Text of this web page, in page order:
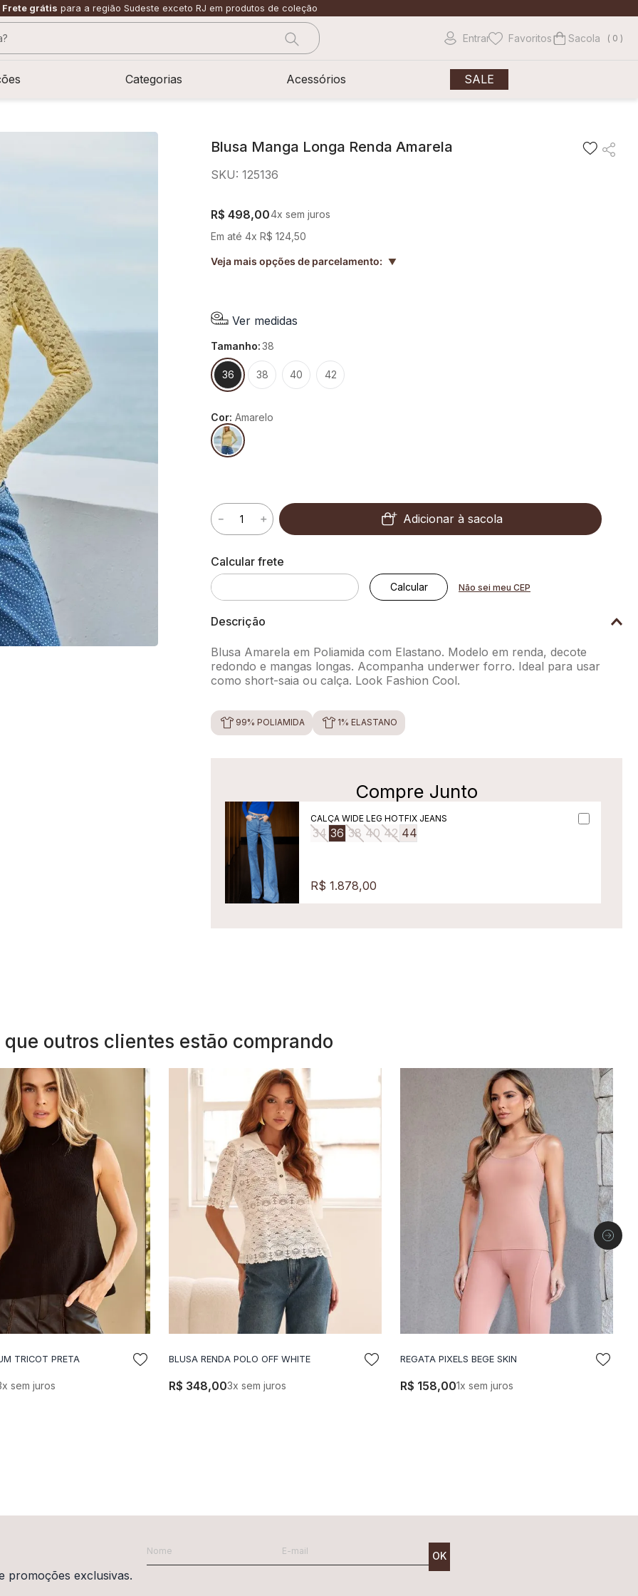
Frete grátis para a região Sudeste exceto RJ em produtos de coleção
Entrar Favoritos 0
Categorias Acessórios SALE
Blusa Manga Longa Renda Amarela
SKU: 125136
R$ 498,004x sem juros
Em até 4x R$ 124 50
Veja mais opções de parcelamento: ▲
Ver medidas
tamanho:38
36 38 40 42
Cor: Amarelo
＋
－ Adicionar à sacola
Não sei meu CEP
Descrição
Blusa Amarela em Poliamida com Elastano. Modelo em renda, decote
redondo e mangas longas. Acompanha underwer forro. Ideal para usar
como short-saia ou calça. Look Fashion Cool.
99% POLIAMIDA 1% ELASTANO
Compre Junto
CALÇA WIDE LEG HOTFIX JEANS
34 36 38 40 42 44
R$ 1.878,00
que outros clientes estão comprando
A SACOLA
TRICOT PRETA
x sem juros
ADICIONAR A SACOLA
BLUSA RENDA POLO OFF WHITE
R$ 348,003x sem juros
ADICIONAR A SACOLA
REGATA PIXELS BEGE SKIN
R$ 158,001x sem juros
50%
off
promoções exclusivas.
OK